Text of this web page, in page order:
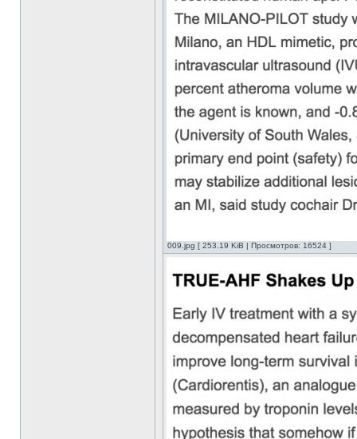
009.jpg [ 253.19 KiB | Просмотров: 16524 ]